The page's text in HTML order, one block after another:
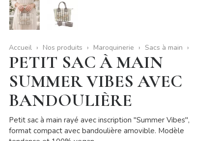
Accueil Nos produits Maroquinerie Sacs à main
PETIT SAC À MAIN
SUMMER VIBES AVEC
BANDOULIÈRE
Petit sac à main rayé avec inscription "Summer Vibes",
format compact avec bandoulière amovible. Modèle